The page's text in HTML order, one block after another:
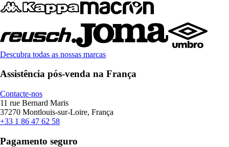
Descubra todas as nossas marcas
Assistência pós-venda na França
Contacte-nos
11 rue Bernard Maris
37270 Montlouis-sur-Loire, França
+33 1 86 47 62 58
Pagamento seguro